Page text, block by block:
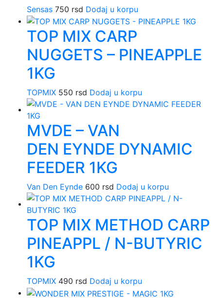
Sensas 750 rsd Dodaj u korpu
TOP MIX CARP
NUGGETS – PINEAPPLE
1KG
TOPMIX 550 rsd Dodaj u korpu
MVDE – VAN
DEN EYNDE DYNAMIC
FEEDER 1KG
Van Den Eynde 600 rsd Dodaj u korpu
TOP MIX METHOD CARP
PINEAPPL / N-BUTYRIC
1KG
TOPMIX 490 rsd Dodaj u korpu